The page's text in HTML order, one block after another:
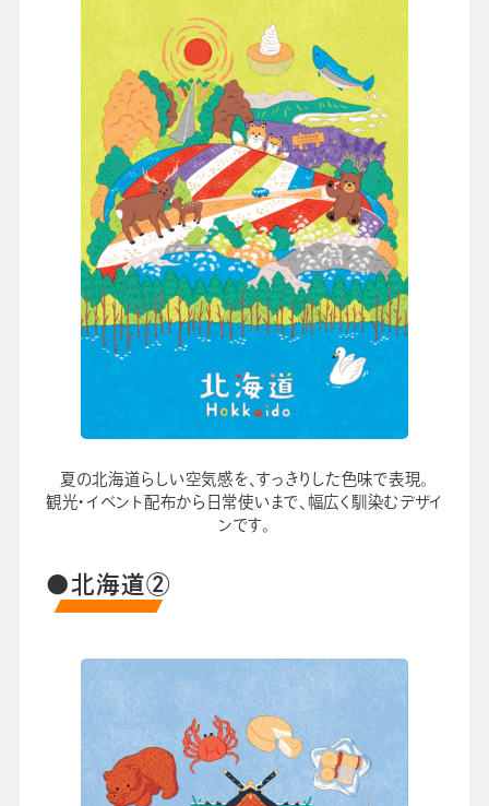
夏の北海道らしい空気感を、すっきりした色味で表現。
観光・イベント配布から日常使いまで、幅広く馴染むデザイ
ンです。
●北海道②